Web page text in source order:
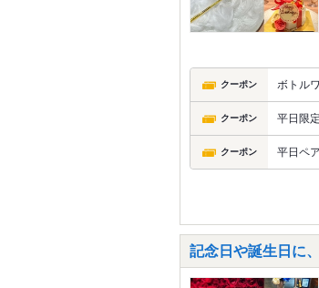
クーポン ボトル
クーポン 平日限
クーポン 平日ペ
記念日や誕生日に